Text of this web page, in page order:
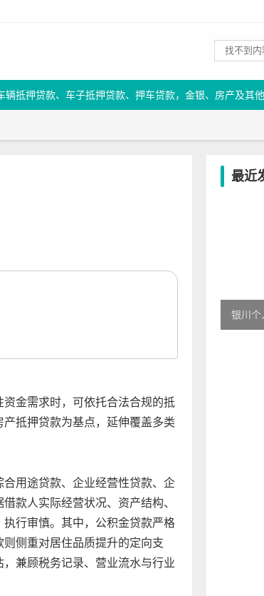
抵押贷款、车子抵押贷款、押车贷款，金银、房产及其他
金需求时，可依托合法合规的抵
抵押贷款为基点，延伸覆盖多类
用途贷款、企业经营性贷款、企
款人实际经营状况、资产结构、
行审慎。其中，公积金贷款严格
侧重对居住品质提升的定向支
兼顾税务记录、营业流水与行业
最近
银川个